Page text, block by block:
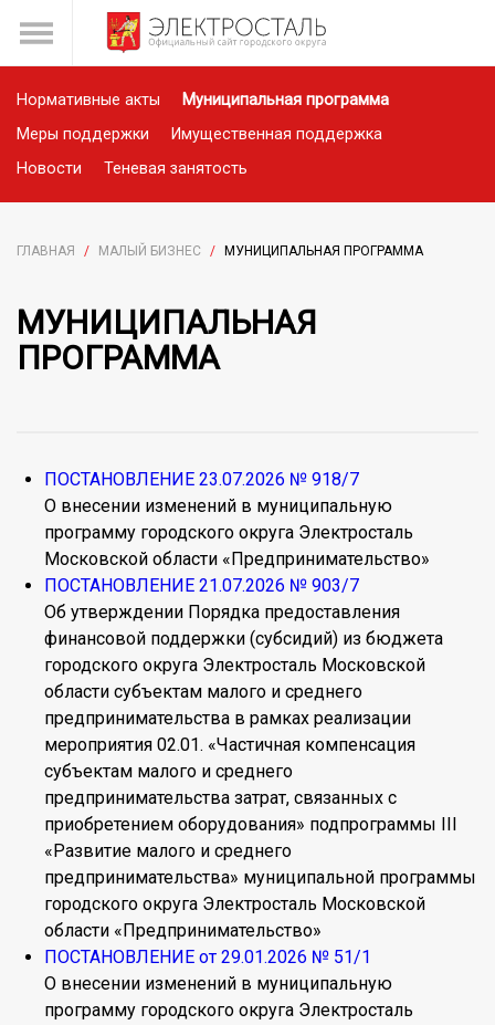
Нормативные акты
Муниципальная программа
Меры поддержки
Имущественная поддержка
Новости
Теневая занятость
ГЛАВНАЯ / МАЛЫЙ БИЗНЕС / МУНИЦИПАЛЬНАЯ ПРОГРАММА
МУНИЦИПАЛЬНАЯ
ПРОГРАММА
ПОСТАНОВЛЕНИЕ 23.07.2026 № 918/7
О внесении изменений в муниципальную
программу городского округа Электросталь
Московской области «Предпринимательство»
ПОСТАНОВЛЕНИЕ 21.07.2026 № 903/7
Об утверждении Порядка предоставления
финансовой поддержки (субсидий) из бюджета
городского округа Электросталь Московской
области субъектам малого и среднего
предпринимательства в рамках реализации
мероприятия 02.01. «Частичная компенсация
субъектам малого и среднего
предпринимательства затрат, связанных с
приобретением оборудования» подпрограммы III
«Развитие малого и среднего
предпринимательства» муниципальной программы
городского округа Электросталь Московской
области «Предпринимательство»
ПОСТАНОВЛЕНИЕ от 29.01.2026 № 51/1
О внесении изменений в муниципальную
программу городского округа Электросталь